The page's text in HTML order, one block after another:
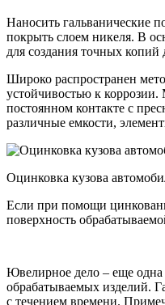
Наносить гальванические
покрыть слоем никеля. В
для создания точных
Широко распространен
устойчивостью к коррозии.
постоянном контакте с
различные емкости,
Оцинковка кузова
Если при помощи
поверхность
Ювелирное дело – еще одна
обрабатываемых изделий.
с течением времени.